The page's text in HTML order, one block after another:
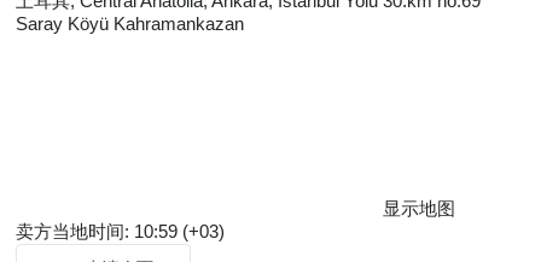
Saray Köyü Kahramankazan
显示地图
卖方当地时间: 10:59 (+03)